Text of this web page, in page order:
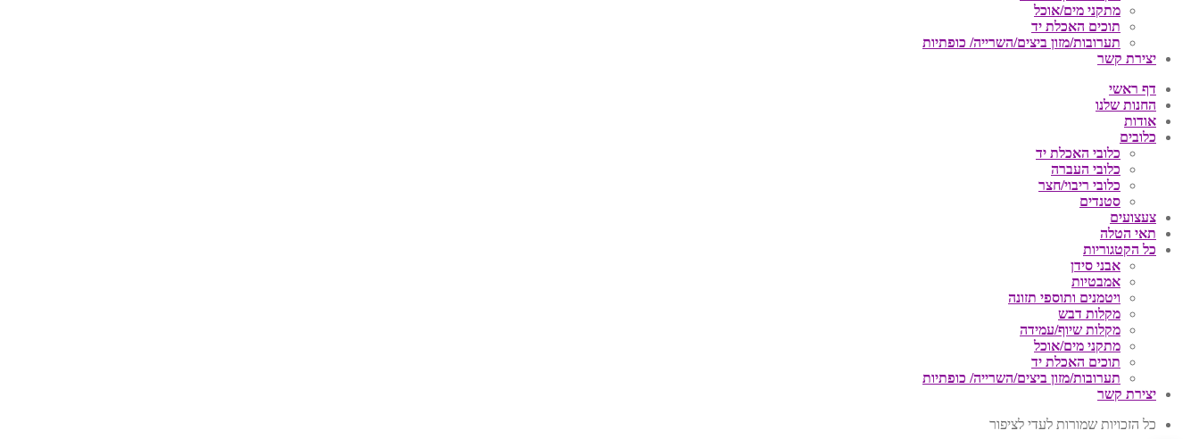
מתקני מים/אוכל
תוכים האכלת יד
תערובות/מזון ביצים/השרייה/ כופתיות
יצירת קשר
דף ראשי
החנות שלנו
אודות
כלובים
כלובי האכלת יד
כלובי העברה
כלובי ריבוי/חצר
סטנדים
צעצועים
תאי הטלה
כל הקטגוריות
אבני סידן
אמבטיות
ויטמנים ותוספי תזונה
מקלות דבש
מקלות שיוף/עמידה
מתקני מים/אוכל
תוכים האכלת יד
תערובות/מזון ביצים/השרייה/ כופתיות
יצירת קשר
כל הזכויות שמורות לעדי לציפור